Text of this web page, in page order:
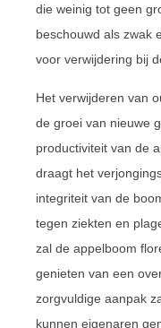
die weinig tot geen
beschouwd als zwak
voor verwijdering bij
Het verwijderen van
de groei van nieuwe
productiviteit van de
draagt het
integriteit van de
tegen ziekten en
zal de appelboom
genieten van een
zorgvuldige aanpak
kunnen eigenaren